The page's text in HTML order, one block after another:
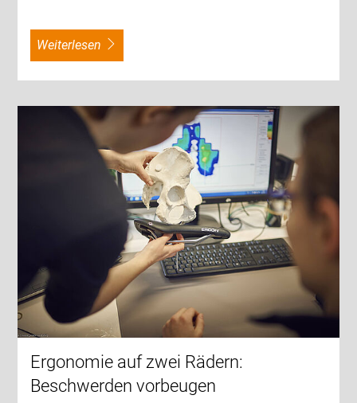
weiterlesen
Ergonomie auf zwei Rädern:
Beschwerden vorbeugen